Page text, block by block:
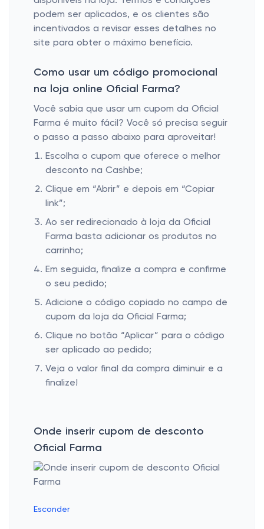
podem ser aplicados, e os clientes são
incentivados a revisar esses detalhes no
site para obter o máximo benefício.
Como usar um código promocional
na loja online Oficial Farma?
Você sabia que usar um cupom da Oficial
Farma é muito fácil? Você só precisa seguir
o passo a passo abaixo para aproveitar!
Escolha o cupom que oferece o melhor
desconto na Cashbe;
Clique em “Abrir” e depois em “Copiar
link”;
Ao ser redirecionado à loja da Oficial
Farma basta adicionar os produtos no
carrinho;
Em seguida, finalize a compra e confirme
o seu pedido;
Adicione o código copiado no campo de
cupom da loja da Oficial Farma;
Clique no botão “Aplicar” para o código
ser aplicado ao pedido;
Veja o valor final da compra diminuir e a
finalize!
Onde inserir cupom de desconto
Oficial Farma
Esconder